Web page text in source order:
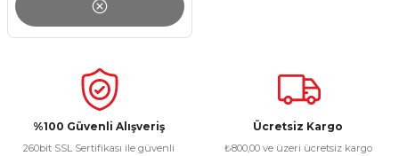
%100 Güvenli Alışveriş
260bit SSL Sertifikası ile güvenli
Ücretsiz Kargo
₺800,00 ve üzeri ücretsiz kargo